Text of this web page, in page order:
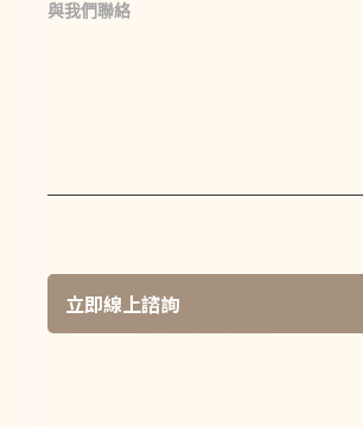
與我們聯絡
立即線上諮詢